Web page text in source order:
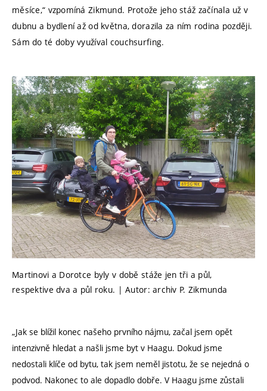
měsíce,“ vzpomíná Zikmund. Protože jeho stáž začínala už v
dubnu a bydlení až od května, dorazila za ním rodina později.
Sám do té doby využíval couchsurfing.
Martinovi a Dorotce byly v době stáže jen tři a půl,
respektive dva a půl roku. | Autor: archiv P. Zikmunda
„Jak se blížil konec našeho prvního nájmu, začal jsem opět
intenzivně hledat a našli jsme byt v Haagu. Dokud jsme
nedostali klíče od bytu, tak jsem neměl jistotu, že se nejedná o
podvod. Nakonec to ale dopadlo dobře. V Haagu jsme zůstali